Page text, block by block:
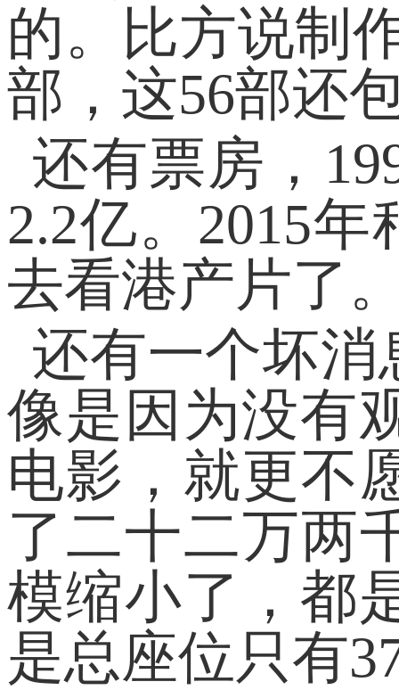
的。比方说制
部，这56部还
还有票房，
2.2亿。2015
去看港产片了
还有一个坏
像是因为没有
电影，就更不
了二十二万两
模缩小了，都
是总座位只有